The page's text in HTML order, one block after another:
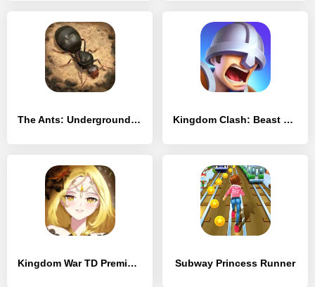
The Ants: Underground Kingdom - [MOD Бесконечные деньги] Kingdom Clash: Beast Masters - [MOD Бесконечные деньги]
Kingdom War TD Premium Offline - [MOD Много денег] Subway Princess Runner